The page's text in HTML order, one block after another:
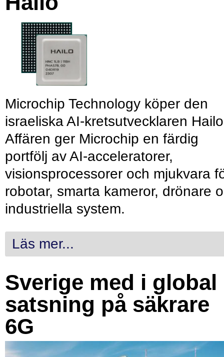
Microchip Technology köper den
israeliska AI-kretsutvecklaren
Affären ger Microchip en färdig
portfölj av AI-acceleratorer,
visionsprocessorer och mjukvara
robotar, smarta kameror, drönare
industriella system.
Läs mer...
Sverige med i global
satsning på säkrare
6G